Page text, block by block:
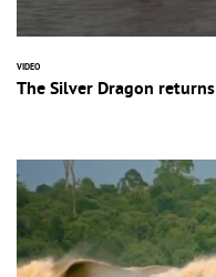
VIDEO
The Silver Dragon returns